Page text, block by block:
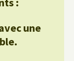
une